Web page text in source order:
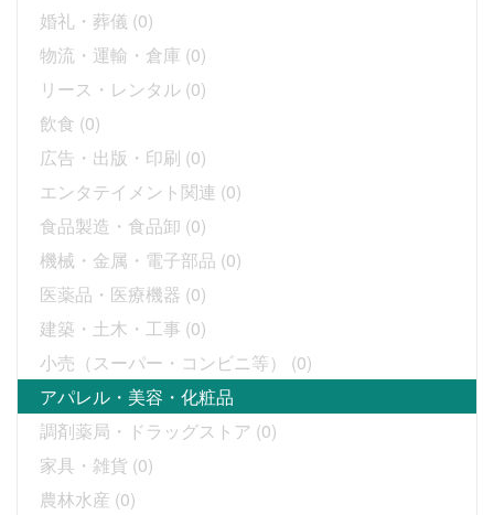
婚礼・葬儀 (0)
物流・運輸・倉庫 (0)
リース・レンタル (0)
飲食 (0)
広告・出版・印刷 (0)
エンタテイメント関連 (0)
食品製造・食品卸 (0)
機械・金属・電子部品 (0)
医薬品・医療機器 (0)
建築・土木・工事 (0)
小売（スーパー・コンビニ等）
(0)
アパレル・美容・化粧品
調剤薬局・ドラッグストア (0)
家具・雑貨 (0)
農林水産 (0)